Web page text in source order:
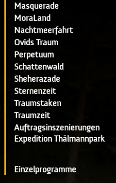
Masquerade
MoraLand
Nachtmeerfahrt
Ovids Traum
Perpetuum
Schattenwald
Sheherazade
Sternenzeit
Traumstaken
Traumzeit
Auftragsinszenierungen
Expedition Thälmannpark
Einzelprogramme